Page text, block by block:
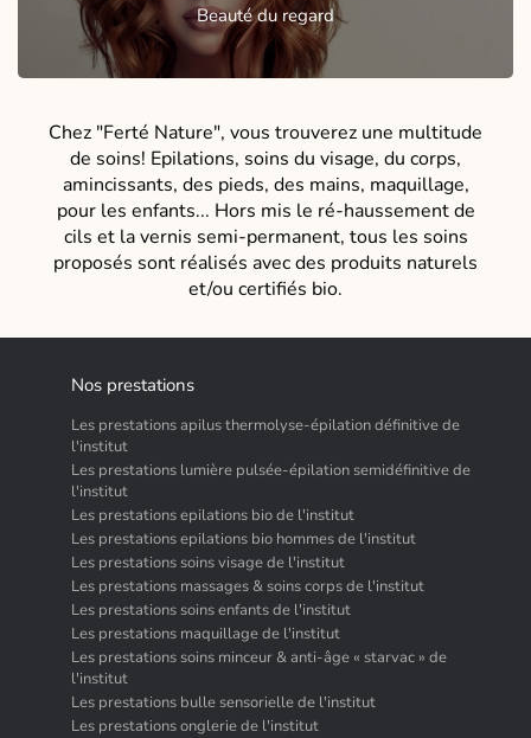
Beauté du regard
Chez "Ferté Nature", vous trouverez une multitude
de soins! Epilations, soins du visage, du corps,
amincissants, des pieds, des mains, maquillage,
pour les enfants... Hors mis le ré-haussement de
cils et la vernis semi-permanent, tous les soins
proposés sont réalisés avec des produits naturels
et/ou certifiés bio.
Nos prestations
Les prestations apilus thermolyse-épilation définitive de
l'institut
Les prestations lumière pulsée-épilation semidéfinitive de
l'institut
Les prestations epilations bio de l'institut
Les prestations epilations bio hommes de l'institut
Les prestations soins visage de l'institut
Les prestations massages & soins corps de l'institut
Les prestations soins enfants de l'institut
Les prestations maquillage de l'institut
Les prestations soins minceur & anti-âge « starvac » de
l'institut
Les prestations bulle sensorielle de l'institut
Les prestations onglerie de l'institut